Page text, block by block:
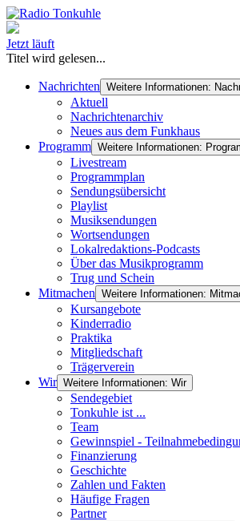
Jetzt läuft
Titel wird gelesen...
Nachrichten Weitere Informationen:
Aktuell
Nachrichtenarchiv
Neues aus dem Funkhaus
Programm Weitere Informationen:
Livestream
Programmplan
Sendungsübersicht
Playlist
Musiksendungen
Wortsendungen
Lokalredaktions-Podcasts
Über das Musikprogramm
Trug und Schein
Mitmachen Weitere Informationen:
Kursangebote
Kinderradio
Praktika
Mitgliedschaft
Trägerverein
Wir Weitere Informationen: Wir
Sendegebiet
Tonkuhle ist ...
Team
Gewinnspiel -
Finanzierung
Geschichte
Zahlen und Fakten
Häufige Fragen
Partner